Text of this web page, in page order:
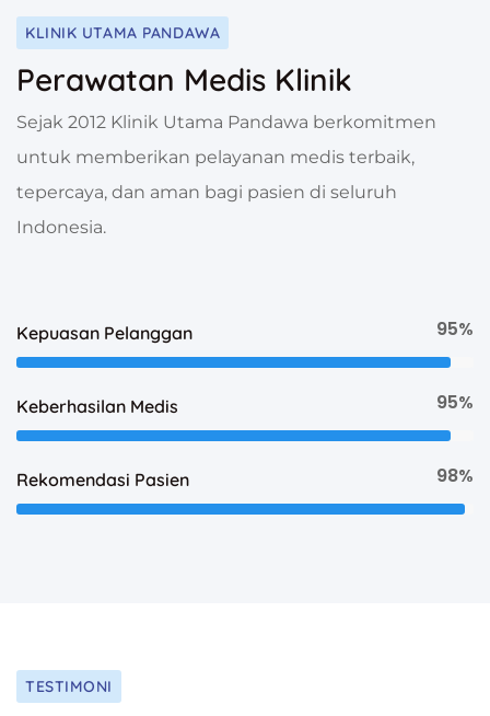
KLINIK UTAMA PANDAWA
Perawatan Medis Klinik
Sejak 2012 Klinik Utama Pandawa berkomitmen
untuk memberikan pelayanan medis terbaik,
tepercaya, dan aman bagi pasien di seluruh
Indonesia.
Kepuasan Pelanggan 95%
Keberhasilan Medis 95%
Rekomendasi Pasien 98%
TESTIMONI